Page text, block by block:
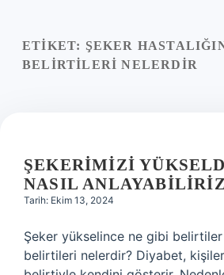
Yasal Uyarı
ETIKET: ŞEKER
BELIRTILERI NELERDIR
ŞEKERIMIZI
NASIL ANLAYABILIRIZ
Tarih: Ekim 13, 2024
Şeker yükselince ne gibi
belirtileri nelerdir? Diyabet,